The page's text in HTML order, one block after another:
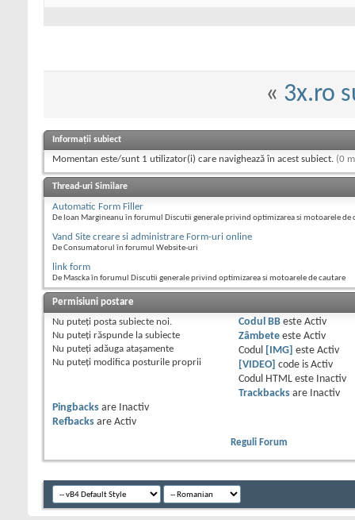
« 3x.ro
Informații subiect
Momentan este/sunt 1 utilizator(i) care navighează în acest subiect. (0
Thread-uri Similare
Automatic Form Filler
De Ioan Margineanu în forumul Discutii generale privind optimizarea si motoarele de
Vand Site creare si administrare Form-uri online
De Consumatorul în forumul Website-uri
link form
De Mascka în forumul Discutii generale privind optimizarea si motoarele de cautare
Permisiuni postare
Nu puteţi posta subiecte noi.
Nu puteţi răspunde la subiecte
Nu puteţi adăuga ataşamente
Nu puteţi modifica posturile proprii
Codul BBeste Activ
Zâmbeteeste Activ
Codul
[IMG] este Activ
[VIDEO]
code is Activ
Codul HTML este
Inactiv
Trackbacksare
Inactiv
Pingbacks are
Inactiv
Refbacks are Activ
Reguli Forum